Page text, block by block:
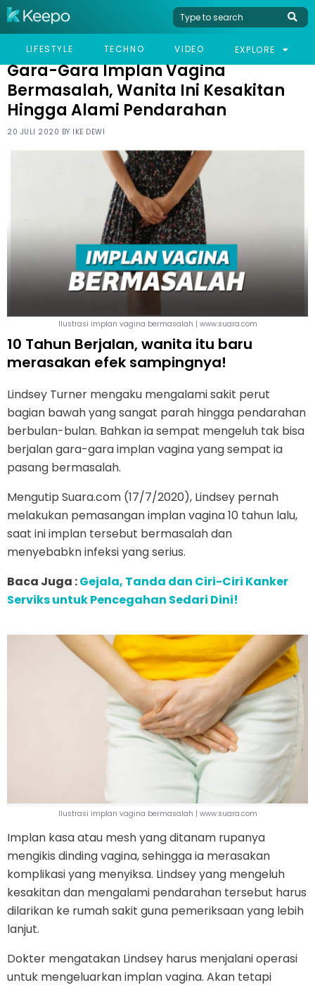
LIFESTYLE TECHNO VIDEO EXPLORE
HOME VIRAL
GARA-GARA IMPLAN VAGINA BERMASALAH, WANITA INI
Gara-Gara Implan Vagina
Bermasalah, Wanita Ini Kesakitan
Hingga Alami Pendarahan
20 JULI 2020 BY IKE DEWI
Ilustrasi implan vagina bermasalah | www.suara.com
10 Tahun Berjalan, wanita itu baru
merasakan efek sampingnya!
Lindsey Turner mengaku mengalami sakit perut
bagian bawah yang sangat parah hingga pendarahan
berbulan-bulan. Bahkan ia sempat mengeluh tak bisa
berjalan gara-gara implan vagina yang sempat ia
pasang bermasalah.
Mengutip Suara.com (17/7/2020), Lindsey pernah
melakukan pemasangan implan vagina 10 tahun lalu,
saat ini implan tersebut bermasalah dan
menyebabkn infeksi yang serius.
Baca Juga :Gejala, Tanda dan Ciri-Ciri Kanker
Serviks untuk Pencegahan Sedari Dini!
Ilustrasi implan vagina bermasalah | www.suara.com
Implan kasa atau mesh yang ditanam rupanya
mengikis dinding vagina, sehingga ia merasakan
komplikasi yang menyiksa. Lindsey yang mengeluh
kesakitan dan mengalami pendarahan tersebut harus
dilarikan ke rumah sakit guna pemeriksaan yang lebih
lanjut.
Dokter mengatakan Lindsey harus menjalani operasi
untuk mengeluarkan implan vagina. Akan tetapi